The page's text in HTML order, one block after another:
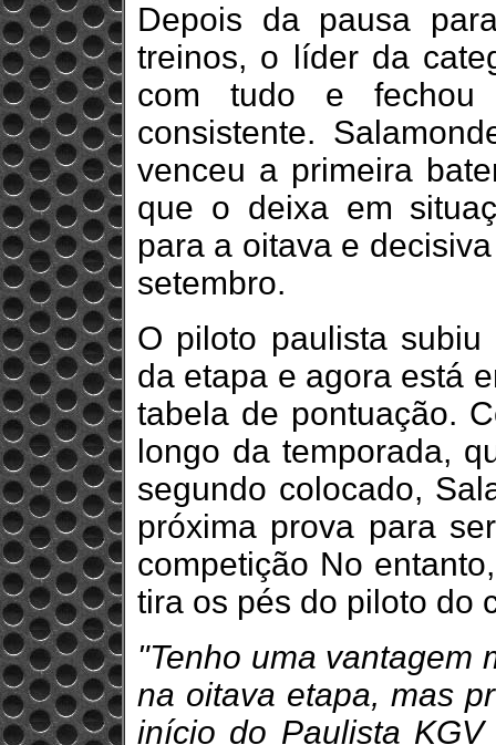
Depois da pausa
treinos, o líder da
com tudo e
consistente.
venceu a primeira
que o deixa em
para a oitava e
setembro.
O piloto paulista
da etapa e agora está
tabela de pontuação.
longo da temporada,
segundo colocado,
próxima prova para
competição No
tira os pés do piloto do
"Tenho uma vantagem
na oitava etapa, mas
início do Paulista